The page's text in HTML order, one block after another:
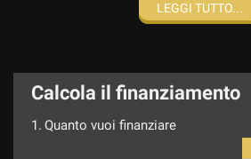
Finanziamenti personalizzati. Spedizione
LEGGI TUTTO...
Calcola il finanziamento
1. Quanto vuoi finanziare